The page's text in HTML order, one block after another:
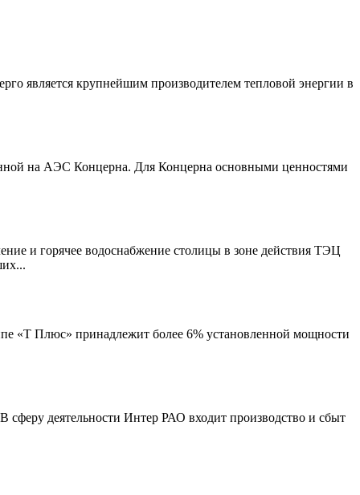
является крупнейшим производителем тепловой энергии в
на АЭС Концерна. Для Концерна основными ценностями
и горячее водоснабжение столицы в зоне действия ТЭЦ
«Т Плюс» принадлежит более 6% установленной мощности
деятельности Интер РАО входит производство и сбыт